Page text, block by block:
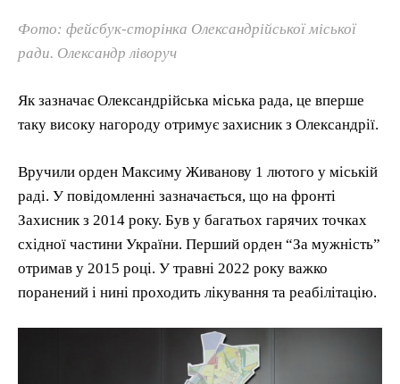
Фото: фейсбук-сторінка Олександрійської міської
ради. Олександр ліворуч
Як зазначає Олександрійська міська рада, це вперше
таку високу нагороду отримує захисник з Олександрії.
Вручили орден Максиму Живанову 1 лютого у міській
раді. У повідомленні зазначається, що на фронті
Захисник з 2014 року. Був у багатьох гарячих точках
східної частини України. Перший орден “За мужність”
отримав у 2015 році. У травні 2022 року важко
поранений і нині проходить лікування та реабілітацію.